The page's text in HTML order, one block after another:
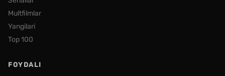
Multfilmlar
Yangilari
Top 100
FOYDALI